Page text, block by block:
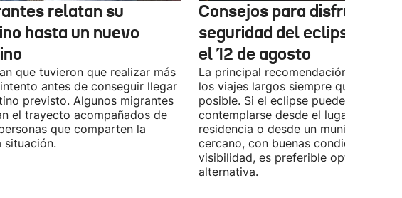
relatan su
hasta un nuevo
que tuvieron que realizar más
antes de conseguir llegar
previsto. Algunos migrantes
el trayecto acompañados de
que comparten la
situación.
Consejos para disfrutar
seguridad del eclipse solar
el 12 de agosto
La principal recomendación es evitar
los viajes largos siempre que sea
posible. Si el eclipse puede
contemplarse desde el lugar de
residencia o desde un municipio
cercano, con buenas condiciones de
visibilidad, es preferible optar por
alternativa.